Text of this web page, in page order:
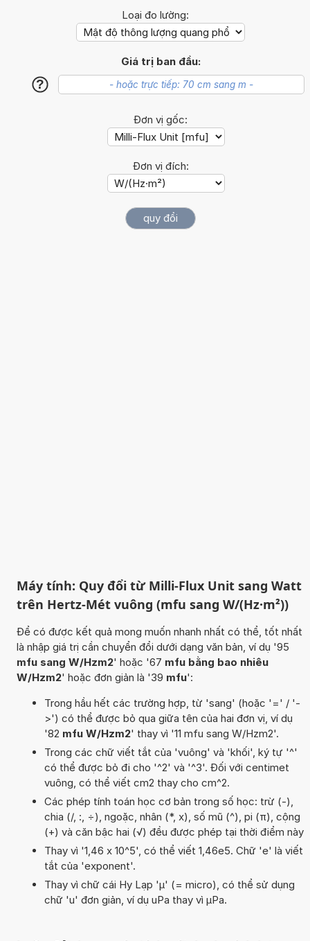
Loại đo lường:
Giá trị ban đầu:
?
Đơn vị gốc:
Đơn vị đích:
Máy tính: Quy đổi từ Milli-Flux Unit sang Watt
trên Hertz-Mét vuông (mfu sang W/(Hz·m²))
Để có được kết quả mong muốn nhanh nhất có thể, tốt nhất
là nhập giá trị cần chuyển đổi dưới dạng văn bản, ví dụ '95
mfu sang W/Hzm2' hoặc '67 mfu bằng bao nhiêu
W/Hzm2' hoặc đơn giản là '39 mfu':
Trong hầu hết các trường hợp, từ 'sang' (hoặc '=' / '-
>') có thể được bỏ qua giữa tên của hai đơn vị, ví dụ
'82 mfu W/Hzm2' thay vì '11 mfu sang W/Hzm2'.
Trong các chữ viết tắt của 'vuông' và 'khối', ký tự '^'
có thể được bỏ đi cho '^2' và '^3'. Đối với centimet
vuông, có thể viết cm2 thay cho cm^2.
Các phép tính toán học cơ bản trong số học: trừ (-),
chia (/, :, ÷), ngoặc, nhân (*, x), số mũ (^), pi (π), cộng
(+) và căn bậc hai (√) đều được phép tại thời điểm này
Thay vì '1,46 x 10^5', có thể viết 1,46e5. Chữ 'e' là viết
tắt của 'exponent'.
Thay vì chữ cái Hy Lạp 'µ' (= micro), có thể sử dụng
chữ 'u' đơn giản, ví dụ uPa thay vì µPa.